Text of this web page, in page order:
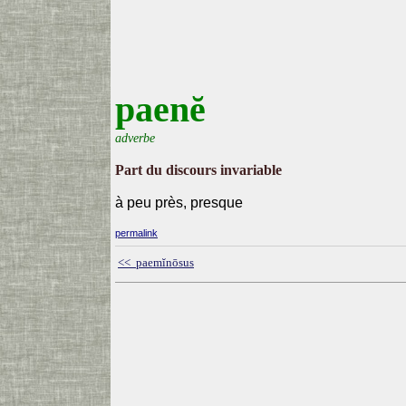
paenĕ
adverbe
Part du discours invariable
à peu près, presque
permalink
<< paemĭnōsus